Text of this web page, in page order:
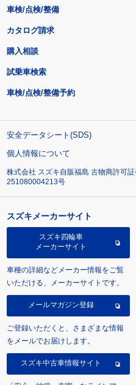
車検/点検/整備
カタログ請求
購入相談
試乗車検索
車検/点検/整備予約
安全データシート(SDS)
個人情報について
株式会社 スズキ自販福島 古物商許可
251080004213号
スズキメーカーサイト
スズキ四輪車
メーカーサイト
車種の詳細などメーカー情報をご覧
いただける、メーカーサイトです。
メールマガジン登録
ご登録いただくと、さまざまな情報
をメールでお届けします。
スズキ中古車情報サイト